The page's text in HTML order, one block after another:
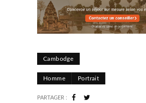
Cambodge
Homme Portrait
PARTAGER :